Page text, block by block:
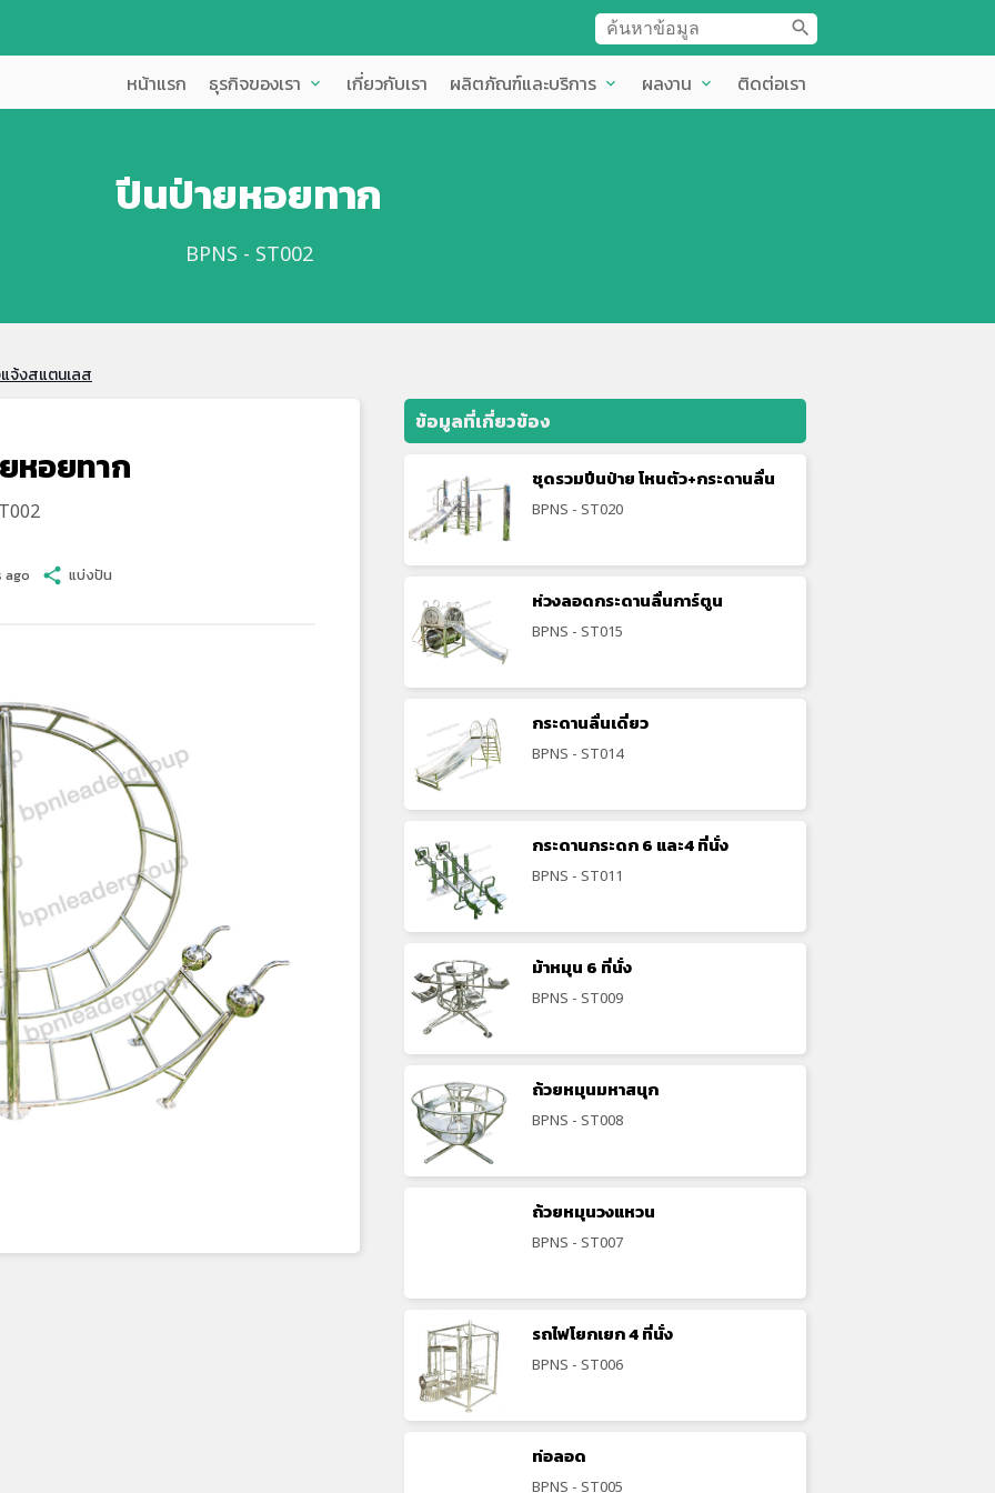
search
หน้าแรก ธุรกิจของเรา expand_more เกี่ยวกับเรา ผลิตภัณฑ์และบริการ expand_more ผลงาน expand_more ติดต่อเรา
ปีนป่ายหอยทาก
BPNS - ST002
จ้งสแตนเลส
หอยทาก
ago share แบ่งปัน
ข้อมูลที่เกี่ยวข้อง
ชุดรวมปีนป่าย โหนตัว+กระดานลื่น
BPNS - ST020
ห่วงลอดกระดานลื่นการ์ตูน
BPNS - ST015
กระดานลื่นเดี่ยว
BPNS - ST014
กระดานกระดก 6 และ4 ที่นั่ง
BPNS - ST011
ม้าหมุน 6 ที่นั่ง
BPNS - ST009
ถ้วยหมุนมหาสนุก
BPNS - ST008
ถ้วยหมุนวงแหวน
BPNS - ST007
รถไฟโยกเยก 4 ที่นั่ง
BPNS - ST006
ท่อลอด
BPNS - ST005